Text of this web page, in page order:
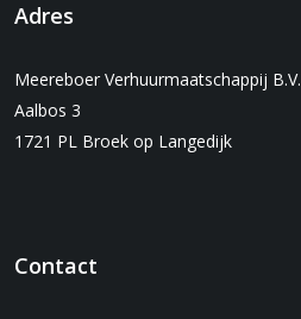
Adres
Meereboer Verhuurmaatschappij B.V.
Aalbos 3
1721 PL Broek op Langedijk
Contact